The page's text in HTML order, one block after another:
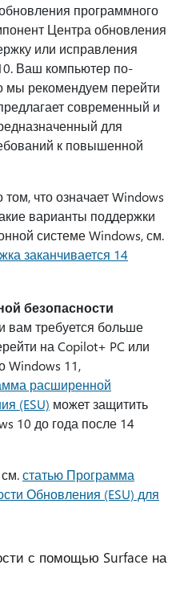
программного
Центра обновления
или исправления
Ваш компьютер по-
мы рекомендуем перейти
современный и
для
к повышенной
что означает Windows
варианты поддержки
системе Windows, см.
заканчивается 14
безопасности
вам требуется больше
на Copilot+ PC или
Windows 11,
расширенной
(ESU) может защитить
10 до года после 14
статью Программа
Обновления (ESU) для
с помощью Surface на